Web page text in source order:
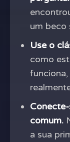
um beco
Use o
como
comum.
a sua